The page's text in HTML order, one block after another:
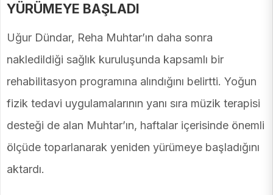
YÜRÜMEYE BAŞLADI
Uğur Dündar, Reha Muhtar’ın daha sonra
nakledildiği sağlık kuruluşunda kapsamlı bir
rehabilitasyon programına alındığını belirtti. Yoğun
fizik tedavi uygulamalarının yanı sıra müzik terapisi
desteği de alan Muhtar’ın, haftalar içerisinde önemli
ölçüde toparlanarak yeniden yürümeye başladığını
aktardı.